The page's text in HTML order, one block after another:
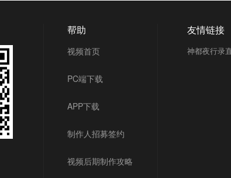
帮助
视频首页
PC端下载
APP下载
制作人招募签约
视频后期制作攻略
友情链接
神都夜行录